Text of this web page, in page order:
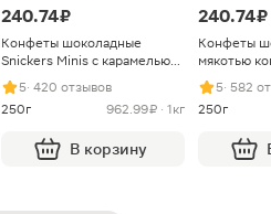
240.74 ₽
Конфеты шоколадные
Snickers Minis с карамелью
арахисом и нугой
5· 420 отзывов
250г
962.99 ₽ · 1кг
В корзину
240.74 ₽
Конфеты
мякотью
5· 582
250г